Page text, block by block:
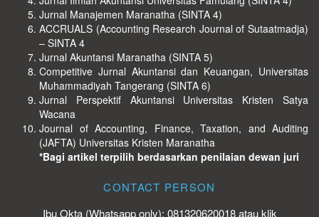
Jurnal Manajemen Maranatha (SINTA 4)
ACCRUALS (Accounting Research Journal of Sutaatmadja)
– SINTA 4
Jurnal Akuntansi Maranatha (SINTA 5)
Competitive Jurnal Akuntansi dan Keuangan, Universitas
Muhammadiyah Tangerang (SINTA 6)
Jurnal Perspektif Akuntansi Universitas Kristen Satya
Wacana
Journal of Accounting, Finance, Taxation, and Auditing
(JAFTA) Universitas Kristen Maranatha
*Bagi artikel terpilih berdasarkan penilaian dewan juri
CONTACT PERSON
Ibu Okta (Whatsapp only): 081320620018 atau klik